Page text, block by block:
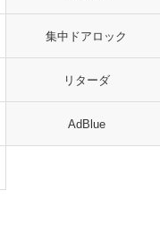
集中ドアロック
リターダ
AdBlue